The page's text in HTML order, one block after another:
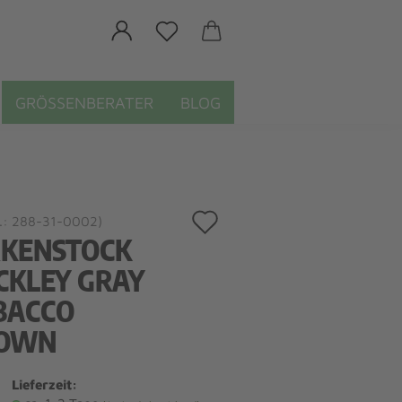
GRÖSSENBERATER BLOG
288-31-0002)
GRAY
Lieferzeit: